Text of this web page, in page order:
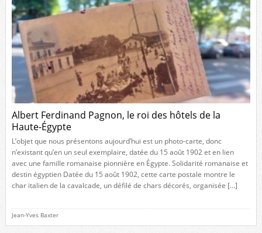
Albert Ferdinand Pagnon, le roi des hôtels de la
Haute-Égypte
L’objet que nous présentons aujourd’hui est un photo-carte, donc
n’existant qu’en un seul exemplaire, datée du 15 août 1902 et en lien
avec une famille romanaise pionnière en Égypte. Solidarité romanaise et
destin égyptien Datée du 15 août 1902, cette carte postale montre le
char italien de la cavalcade, un défilé de chars décorés, organisée […]
Jean-Yves Baxter